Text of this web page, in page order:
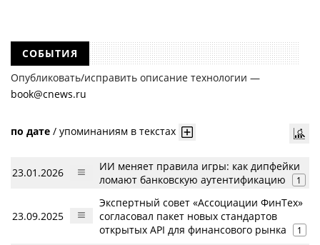
СОБЫТИЯ
Опубликовать/исправить описание технологии —
book@cnews.ru
по дате / упоминаниям в текстах
23.01.2026
ИИ меняет правила игры: как дипфейки
ломают банковскую аутентификацию
1
23.09.2025
Экспертный совет «Ассоциации ФинТех»
согласовал пакет новых стандартов
открытых API для финансового рынка
1